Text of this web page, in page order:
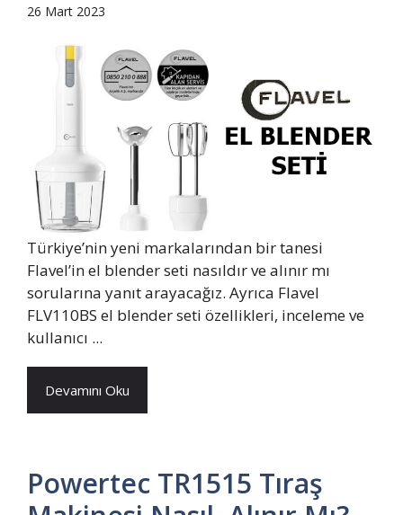
26 Mart 2023
Türkiye’nin yeni markalarından bir tanesi
Flavel’in el blender seti nasıldır ve alınır mı
sorularına yanıt arayacağız. Ayrıca Flavel
FLV110BS el blender seti özellikleri, inceleme ve
kullanıcı ...
Devamını Oku
Powertec TR1515 Tıraş